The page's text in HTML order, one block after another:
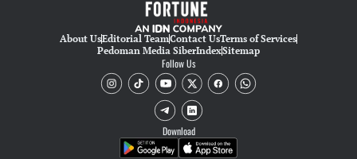
About UsEditorial TeamContact UsTerms of Services
Pedoman Media SiberIndexSitemap
Follow Us
Download